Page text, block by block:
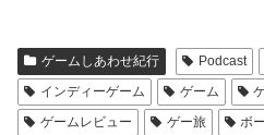
ゲームしあわせ紀行 Podcast
インディーゲーム
ゲーム
ゲームレビュー
ゲー旅
ボ